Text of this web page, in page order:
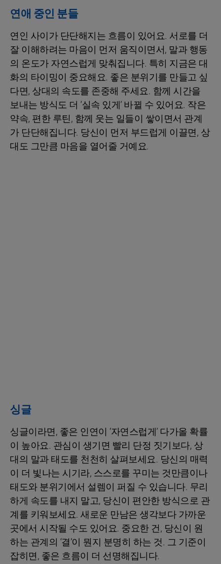
연애 중인 분들
연인 사이가 단단해지는 흐름이 있어요. 서로를 더
잘 이해하려는 마음이 먼저 움직이면서, 말과 행동
의 온도가 자연스럽게 맞춰집니다. 특히 지금은 대
화의 타이밍이 중요해요. 좋은 분위기를 만들고 싶
다면, 상대의 속도를 존중해 주세요. 함께 시간을
보내는 방식도 더 ‘실속 있게’ 바뀔 수 있어요. 작은
약속, 편한 루틴, 함께 웃는 일들이 쌓이면서 관계
가 단단해집니다. 당신이 먼저 부드럽게 이끌면, 상
대도 그만큼 마음을 열어줄 거예요.
싱글
싱글이라면, 좋은 인연이 ‘자연스럽게’ 다가올 확률
이 높아요. 관심이 생기면 빨리 단정 짓기보다, 상
대의 말과 태도를 천천히 살펴보세요. 당신의 매력
이 더 빛나는 시기라, 스스로를 꾸미는 것만큼이나
태도와 분위기에서 설렘이 퍼질 수 있습니다. 무리
하게 속도를 내지 말고, 당신이 편안한 방식으로 관
계를 키워보세요. 새로운 만남은 생각보다 가까운
곳에서 시작될 수도 있어요. 중요한 건, 당신이 원
하는 관계의 ‘결’이 뭔지 분명히 하는 것. 그 기준이
잡히면, 좋은 흐름이 더 선명해집니다.